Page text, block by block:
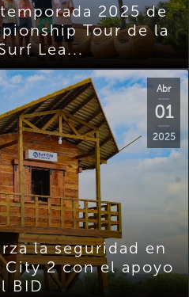
2025 de
Tour de la
Lea...
Abr
01
2025
la seguridad en
City 2 con el apoyo
BID